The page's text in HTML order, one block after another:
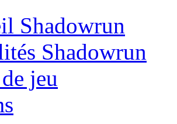
Shadowrun
Shadowrun
jeu